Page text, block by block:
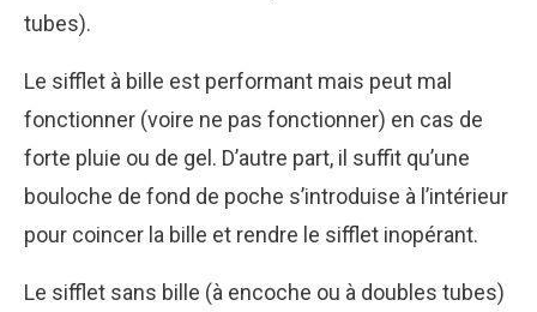
tubes).
Le sifflet à bille est performant mais peut mal
fonctionner (voire ne pas fonctionner) en cas de
forte pluie ou de gel. D’autre part, il suffit qu’une
bouloche de fond de poche s’introduise à l’intérieur
pour coincer la bille et rendre le sifflet inopérant.
Le sifflet sans bille (à encoche ou à doubles tubes)